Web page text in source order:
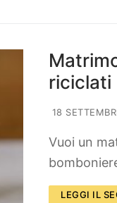
riciclati
18
Vuoi un
LEGGI IL